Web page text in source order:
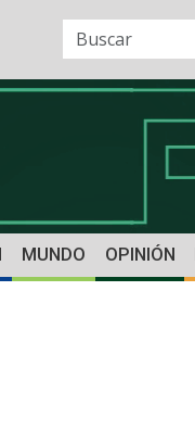
MUNDO OPINIÓN